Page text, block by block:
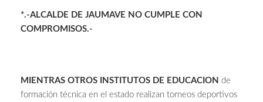
*.-ALCALDE DE JAUMAVE NO CUMPLE CON
COMPROMISOS.-
MIENTRAS OTROS INSTITUTOS DE EDUCACION de
formación técnica en el estado realizan torneos deportivos